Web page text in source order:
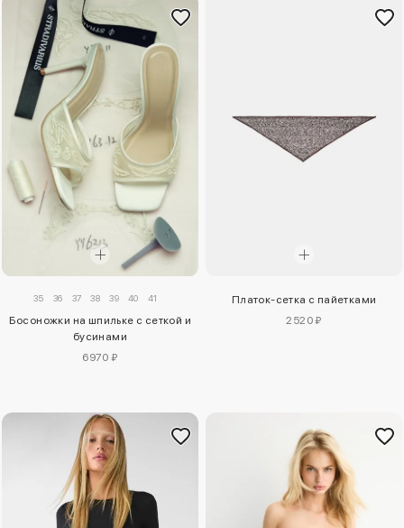
35 36 37 38 39 40 41
Босоножки на шпильке с сеткой и
бусинами
6970 ₽
Платок-сетка с пайетками
2520 ₽